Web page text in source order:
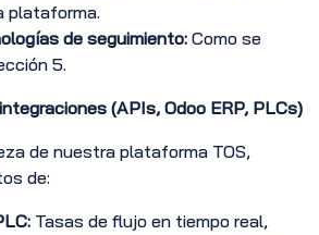
plataforma.
de seguimiento: Como se
5.
(APIs, Odoo ERP, PLCs)
de nuestra plataforma TOS,
de:
Tasas de flujo en tiempo real,